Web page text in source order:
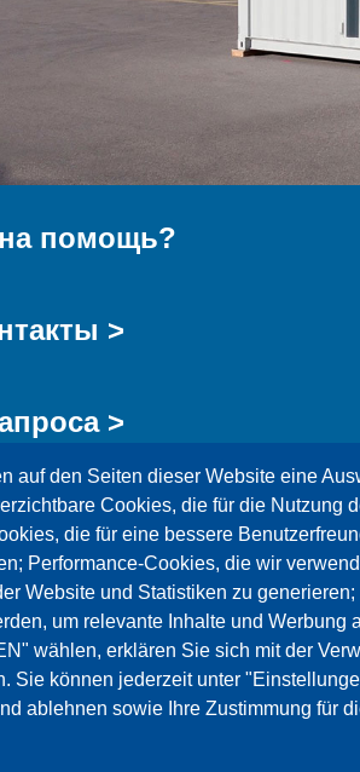
auf den Seiten dieser Website eine
Cookies, die für die Nutzung
die für eine bessere
Performance-Cookies, die wir
Website und Statistiken zu
um relevante Inhalte und Werbung
wählen, erklären Sie sich mit der
Sie können jederzeit unter
ablehnen sowie Ihre Zustimmung für
помощь?
>
>
Новости О нас Реализация